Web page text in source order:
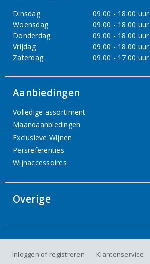
Dinsdag
09.00 - 18.00 uur
Woensdag
09.00 - 18.00 uur
Donderdag
09.00 - 18.00 uur
Vrijdag
09.00 - 18.00 uur
Zaterdag
09.00 - 17.00 uur
Aanbiedingen
Volledige assortiment
Maandaanbiedingen
Exclusieve Wijnen
Persreferenties
Wijnaccessoires
Overige
Inloggen of registreren Klantenservice